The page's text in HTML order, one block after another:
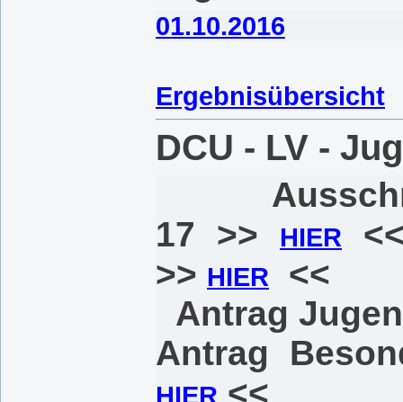
01.10.2016
Ergebnisübersicht
DCU - LV -
17 >>
HIER
>> HIER
<<
Antrag
Antrag
HIER <<